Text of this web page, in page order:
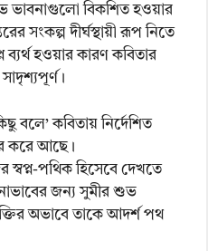
ভাবনাগুলো বিকশিত হওয়ার
সংকল্প দীর্ঘস্থায়ী রূপ নিতে
ব্যর্থ হওয়ার কারণ কবিতার
বলে’ কবিতায় নির্দেশিত
করে আছে।
পথিক হিসেবে দেখতে
জন্য সুমীর শুভ
অভাবে তাকে আদর্শ পথ